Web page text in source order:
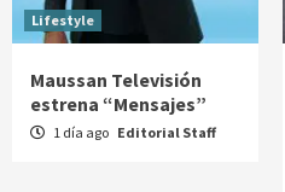
Lifestyle
Maussan Televisión
estrena “Mensajes”
1 día ago Editorial Staff